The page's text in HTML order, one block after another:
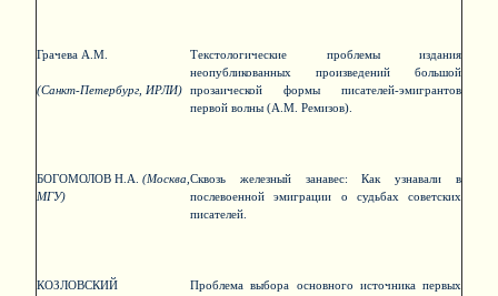
Грачева А.М.
(Санкт-Петербург, ИРЛИ)
Текстологические проблемы издания
неопубликованных произведений большой
прозаической формы писателей-эмигрантов
первой волны (А.М. Ремизов).
БОГОМОЛОВ Н.А. (Москва,
МГУ)
Сквозь железный занавес: Как узнавали в
послевоенной эмиграции о судьбах советских
писателей.
КОЗЛОВСКИЙ
Проблема выбора основного источника первых